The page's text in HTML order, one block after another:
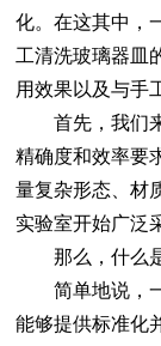
化。在这其中，
工清洗玻璃器皿
用效果以及与手
首先，我们来
精确度和效率要
量复杂形态、材
实验室开始广泛
那么，什么是
简单地说，一
能够提供标准化